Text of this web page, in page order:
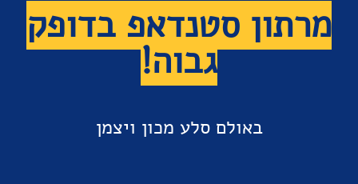
מרתון סטנדאפ בדופק
גבוה!
באולם סלע מכון ויצמן